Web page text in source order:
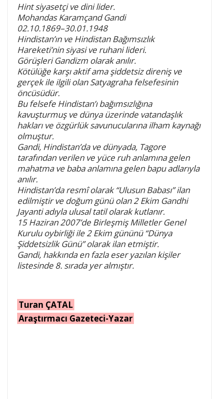
Hint siyasetçi ve dini lider.
Mohandas Karamçand Gandi
02.10.1869–30.01.1948
Hindistan’ın ve Hindistan Bağımsızlık
Hareketi’nin siyasi ve ruhani lideri.
Görüşleri Gandizm olarak anılır.
Kötülüğe karşı aktif ama şiddetsiz direniş ve
gerçek ile ilgili olan Satyagraha felsefesinin
öncüsüdür.
Bu felsefe Hindistan’ı bağımsızlığına
kavuşturmuş ve dünya üzerinde vatandaşlık
hakları ve özgürlük savunucularına ilham kaynağı
olmuştur.
Gandi, Hindistan’da ve dünyada, Tagore
tarafından verilen ve yüce ruh anlamına gelen
mahatma ve baba anlamına gelen bapu adlarıyla
anılır.
Hindistan’da resmî olarak “Ulusun Babası” ilan
edilmiştir ve doğum günü olan 2 Ekim Gandhi
Jayanti adıyla ulusal tatil olarak kutlanır.
15 Haziran 2007’de Birleşmiş Milletler Genel
Kurulu oybirliği ile 2 Ekim gününü “Dünya
Şiddetsizlik Günü” olarak ilan etmiştir.
Gandi, hakkında en fazla eser yazılan kişiler
listesinde 8. sırada yer almıştır.
Turan ÇATAL
Araştırmacı Gazeteci-Yazar